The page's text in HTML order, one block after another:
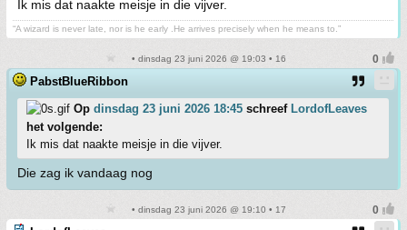
Ik mis dat naakte meisje in die vijver.
“A wizard is never late, nor is he early .He arrives precisely when he means to.”
• dinsdag 23 juni 2026 @ 19:03 • 16
PabstBlueRibbon
Op dinsdag 23 juni 2026 18:45 schreef LordofLeaves
het volgende:
Ik mis dat naakte meisje in die vijver.
Die zag ik vandaag nog
• dinsdag 23 juni 2026 @ 19:10 • 17